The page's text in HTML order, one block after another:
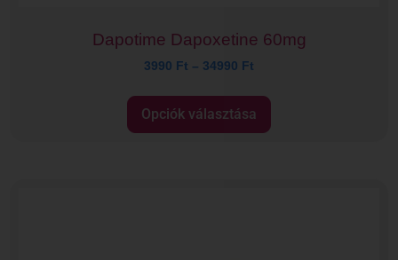
Dapotime Dapoxetine 60mg
3990 Ft – 34990 Ft
Opciók választása